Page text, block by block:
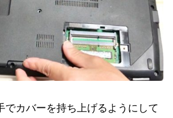
でカバーを持ち上げるようにして